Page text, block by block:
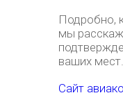
Подробно,
мы
ваших мест.
Сайт